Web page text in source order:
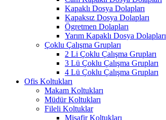
Kapaklı Dosya Dolapları
Kapaksız Dosya Dolapları
Ögretmen Dolapları
Yarım Kapaklı Dosya Dolapları
Çoklu Çalışma Grupları
2 Li Çoklu Çalışma Grupları
3 Lü Çoklu Çalışma Grupları
4 Lü Çoklu Çalışma Grupları
Ofis Koltukları
Makam Koltukları
Müdür Koltukları
Fileli Koltuklar
Misafir Koltukları